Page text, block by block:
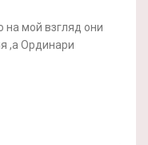
на мой взгляд они
,а Ординари